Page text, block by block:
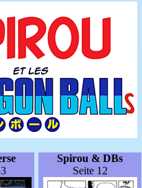
Spirou & DBs
Seite 12